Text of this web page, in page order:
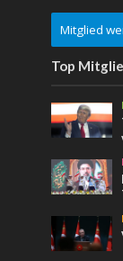
Mitglied
Top